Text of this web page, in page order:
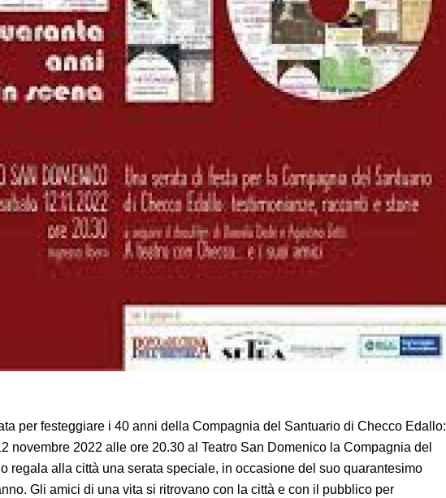
per festeggiare i 40 anni della Compagnia del Santuario di Checco Edallo:
novembre 2022 alle ore 20.30 al Teatro San Domenico la Compagnia del
regala alla città una serata speciale, in occasione del suo quarantesimo
Gli amici di una vita si ritrovano con la città e con il pubblico per